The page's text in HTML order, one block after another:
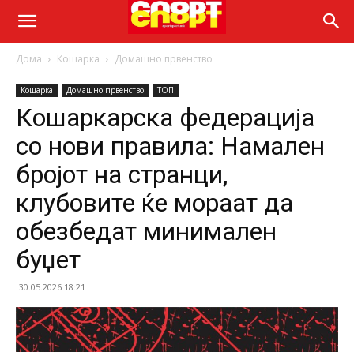
Дома Кошарка Домашно првенство
Кошарка Домашно првенство ТОП
Кошаркарска федерација
со нови правила: Намален
бројот на странци,
клубовите ќе мораат да
обезбедат минимален
буџет
30.05.2026 18:21